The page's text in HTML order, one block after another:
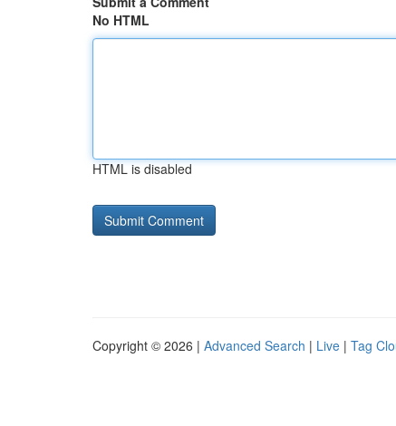
No HTML
HTML is disabled
Copyright © 2026 | Advanced Search | Live | Tag